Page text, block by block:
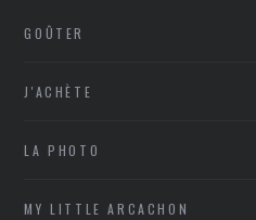
GOÛTER
J'ACHÈTE
LA PHOTO
MY LITTLE ARCACHON